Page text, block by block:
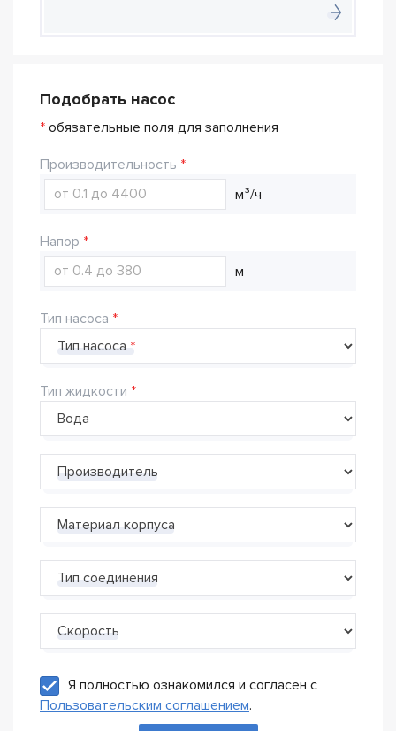
Подобрать насос
* обязательные поля для заполнения
Производительность
м³/ч
Напор
м
Тип насоса
Тип насоса
Тип жидкости
Производитель
Материал корпуса
Тип соединения
Скорость
Я полностью ознакомился и согласен с
Пользовательским соглашением.